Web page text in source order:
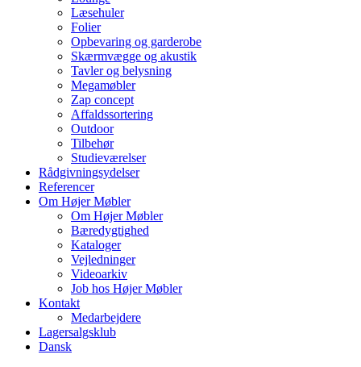
Læsehuler
Folier
Opbevaring og garderobe
Skærmvægge og akustik
Tavler og belysning
Megamøbler
Zap concept
Affaldssortering
Outdoor
Tilbehør
Studieværelser
Rådgivningsydelser
Referencer
Om Højer Møbler
Om Højer Møbler
Bæredygtighed
Kataloger
Vejledninger
Videoarkiv
Job hos Højer Møbler
Kontakt
Medarbejdere
Lagersalgsklub
Dansk